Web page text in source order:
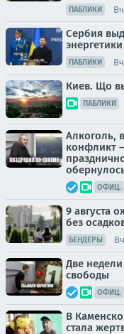
ПАБЛИКИ
Сербия
ПАБЛИКИ
Киев. Що
ПАБЛИКИ
Алкоголь,
конфликт
ОФИЦ.
9 августа
без
БЕНДЕРЫ
Две
свободы
ОФИЦ.
В
стала